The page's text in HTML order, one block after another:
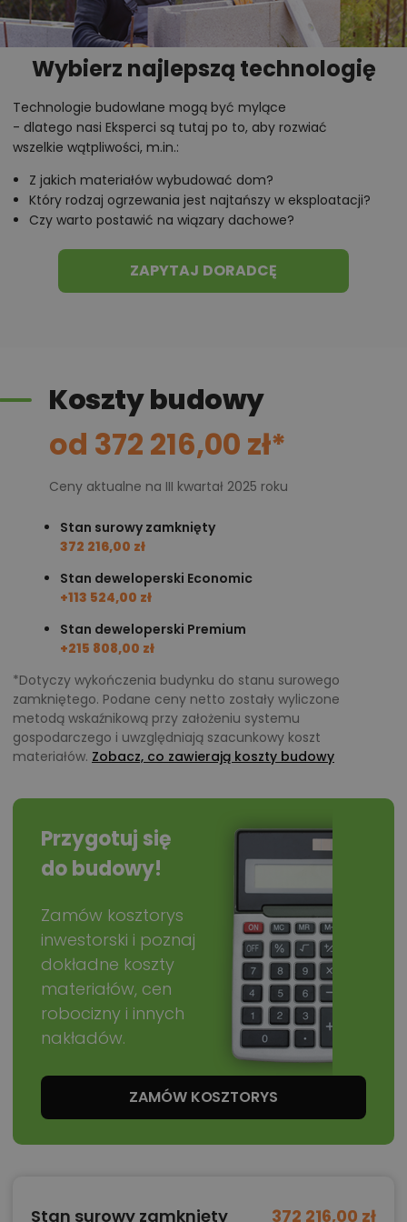
możliwości wprowadzania modyfikacji,
projekty podobne - o zbliżonym układzie lub
parametrach,
tego projektu,
informacje szczegółowe - np. wymiary
Zadzwoń52 384 49 90 lub NAPISZ
Wybierz najlepszą technologię
Technologie budowlane mogą być mylące
- dlatego nasi Eksperci są tutaj po to, aby rozwiać
wszelkie wątpliwości, m.in.:
Z jakich materiałów wybudować dom?
Który rodzaj ogrzewania jest najtańszy w eksploatacji?
Czy warto postawić na wiązary dachowe?
ZAPYTAJ DORADCĘ
Koszty budowy
od 372 216,00 zł*
Ceny aktualne na III kwartał 2025 roku
Stan surowy zamknięty
372 216,00 zł
Stan deweloperski Economic
+113 524,00 zł
Stan deweloperski Premium
+215 808,00 zł
*Dotyczy wykończenia budynku do stanu surowego
zamkniętego. Podane ceny netto zostały wyliczone
metodą wskaźnikową przy założeniu systemu
gospodarczego i uwzględniają szacunkowy koszt
materiałów. Zobacz, co zawierają koszty budowy
Przygotuj się
do budowy!
Zamów kosztorys
inwestorski i poznaj
dokładne koszty
materiałów, cen
robocizny i innych
nakładów.
ZAMÓW KOSZTORYS
Stan surowy zamknięty 372 216,00 zł